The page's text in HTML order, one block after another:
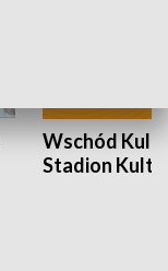
Wschód
Stadion